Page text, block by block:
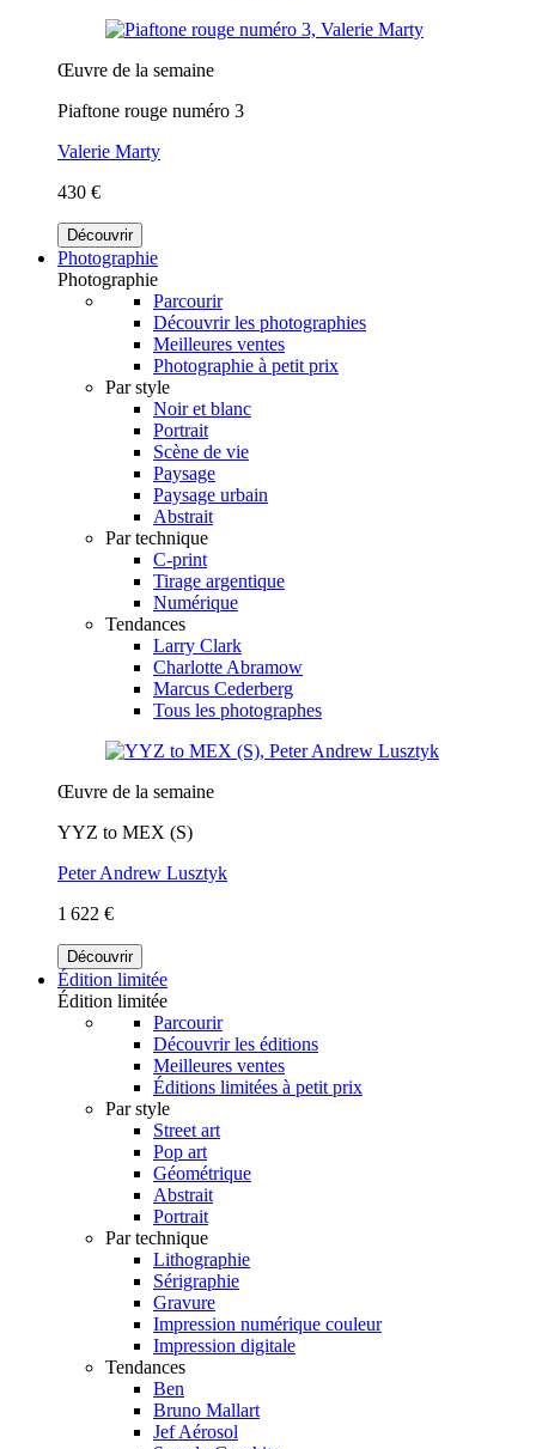
Œuvre de la semaine
Piaftone rouge numéro 3
Valerie Marty
430 €
Découvrir
Photographie
Photographie
Parcourir
Découvrir les photographies
Meilleures ventes
Photographie à petit prix
Par style
Noir et blanc
Portrait
Scène de vie
Paysage
Paysage urbain
Abstrait
Par technique
C-print
Tirage argentique
Numérique
Tendances
Larry Clark
Charlotte Abramow
Marcus Cederberg
Tous les photographes
Œuvre de la semaine
YYZ to MEX (S)
Peter Andrew Lusztyk
1 622 €
Découvrir
Édition limitée
Édition limitée
Parcourir
Découvrir les éditions
Meilleures ventes
Éditions limitées à petit prix
Par style
Street art
Pop art
Géométrique
Abstrait
Portrait
Par technique
Lithographie
Sérigraphie
Gravure
Impression numérique couleur
Impression digitale
Tendances
Ben
Bruno Mallart
Jef Aérosol